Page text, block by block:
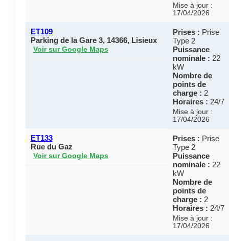
Mise à jour :
17/04/2026
ET109
Parking de la Gare 3, 14366, Lisieux
Voir sur Google Maps
Prises : Prise
Type 2
Puissance
nominale : 22
kW
Nombre de
points de
charge : 2
Horaires : 24/7
Mise à jour :
17/04/2026
ET133
Rue du Gaz
Voir sur Google Maps
Prises : Prise
Type 2
Puissance
nominale : 22
kW
Nombre de
points de
charge : 2
Horaires : 24/7
Mise à jour :
17/04/2026